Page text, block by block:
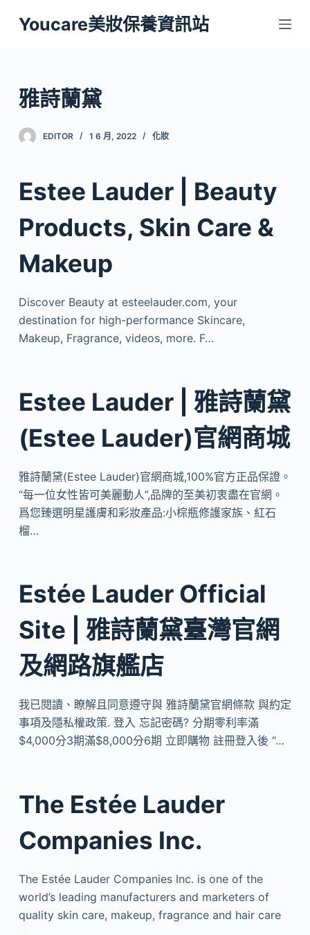
跳
至
內
容
Youcare美妝保養資訊站
雅詩蘭黛
EDITOR 1 6 月, 2022 化妝
Estee Lauder | Beauty
Products, Skin Care &
Makeup
Discover Beauty at esteelauder.com, your
destination for high-performance Skincare,
Makeup, Fragrance, videos, more. F…
Estee Lauder | 雅詩蘭黛
(Estee Lauder)官網商城
雅詩蘭黛(Estee Lauder)官網商城,100%官方正品保證。
“每一位女性皆可美麗動人”,品牌的至美初衷盡在官網。
爲您臻選明星護膚和彩妝產品:小棕瓶修護家族、紅石
榴…
Estée Lauder Official
Site | 雅詩蘭黛臺灣官網
及網路旗艦店
我已閱讀、瞭解且同意遵守與 雅詩蘭黛官網條款 與約定
事項及隱私權政策. 登入 忘記密碼? 分期零利率滿
$4,000分3期滿$8,000分6期 立即購物 註冊登入後 “…
The Estée Lauder
Companies Inc.
The Estée Lauder Companies Inc. is one of the
world’s leading manufacturers and marketers of
quality skin care, makeup, fragrance and hair care